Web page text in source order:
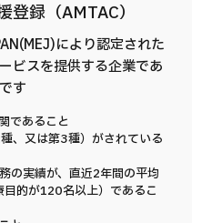
登録（AMTAC）
により認定された
ビスを提供する企業であ
す
であること
、又は第3種）がされている
の実績が、直近2年間の平均
的が120名以上）であるこ